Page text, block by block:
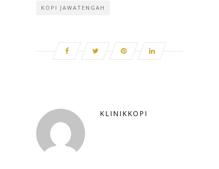
KOPI JAWATENGAH
KLINIKKOPI